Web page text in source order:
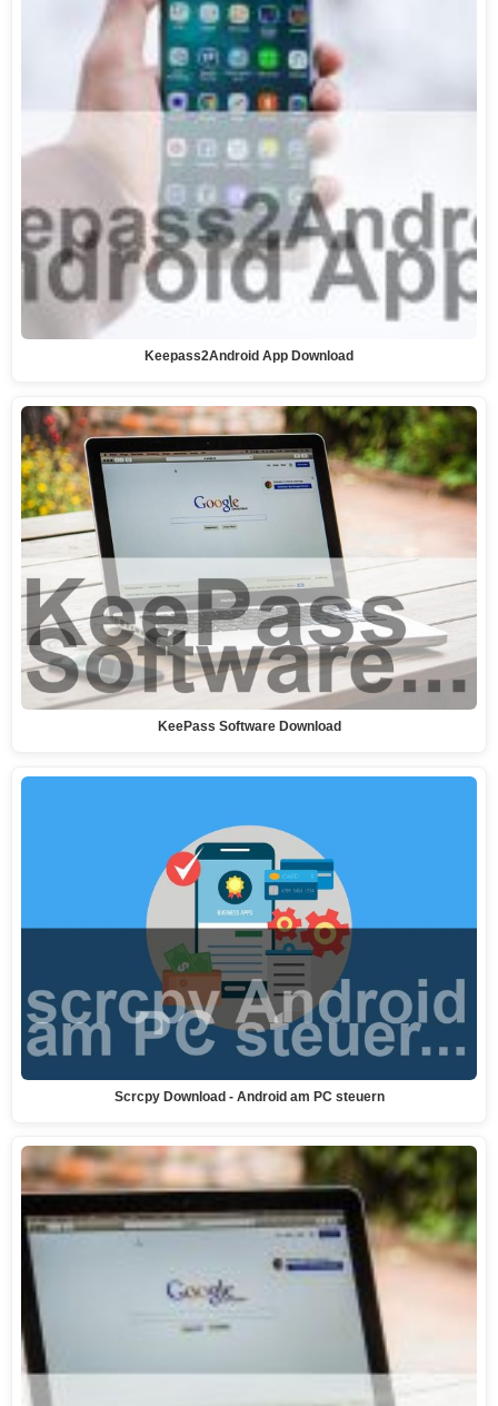
Keepass2Android App Download
KeePass Software Download
Scrcpy Download - Android am PC steuern